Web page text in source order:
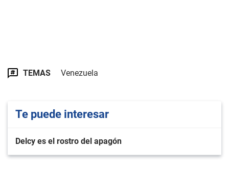
TEMAS Venezuela
Te puede interesar
Delcy es el rostro del apagón